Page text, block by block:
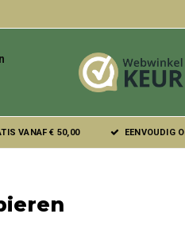
VANAF € 50,00 EENVOUDIG